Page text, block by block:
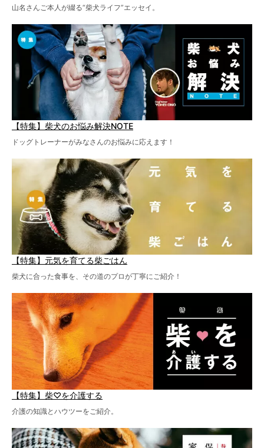
山名さんご本人が綴る“柴犬ライフ”エッセイ。
【特集】柴犬のお悩み解決NOTE
ドッグトレーナーがみなさんのお悩みに応えます！
【特集】元気を育てる柴ごはん
柴犬に合った食事を、その道のプロが丁寧にご紹介！
【特集】柴♡を介護する
介護の知識とハウツーをご紹介。